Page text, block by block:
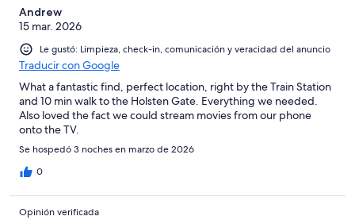
Andrew
15 mar. 2026
Le gustó: Limpieza, check-in, comunicación y veracidad del anuncio
Traducir con Google
What a fantastic find, perfect location, right by the Train Station
and 10 min walk to the Holsten Gate. Everything we needed.
Also loved the fact we could stream movies from our phone
onto the TV.
Se hospedó 3 noches en marzo de 2026
0
Opinión verificada